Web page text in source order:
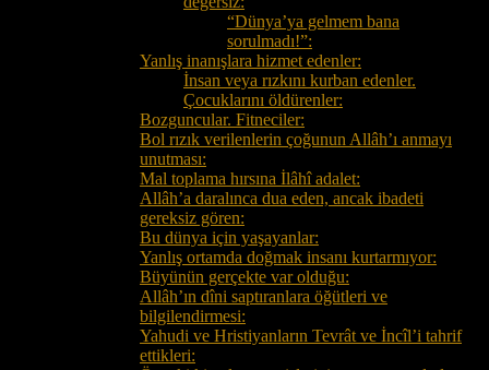
“Dünya’ya gelmem bana
sorulmadı!”:
Yanlış inanışlara hizmet edenler:
İnsan veya rızkını kurban edenler.
Çocuklarını öldürenler:
Bozguncular. Fitneciler:
Bol rızık verilenlerin çoğunun Allâh’ı anmayı
unutması:
Mal toplama hırsına İlâhî adalet:
Allâh’a daralınca dua eden, ancak ibadeti
gereksiz gören:
Bu dünya için yaşayanlar:
Yanlış ortamda doğmak insanı kurtarmıyor:
Büyünün gerçekte var olduğu:
Allâh’ın dîni saptıranlara öğütleri ve
bilgilendirmesi:
Yahudi ve Hristiyanların Tevrât ve İncîl’i tahrif
ettikleri: